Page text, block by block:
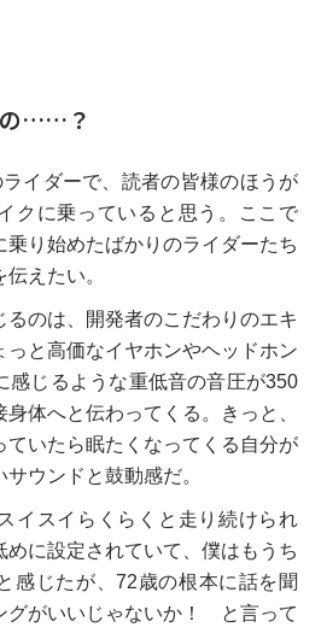
の……？
イダーで、読者の皆様のほうが
クに乗っていると思う。ここで
乗り始めたばかりのライダーたち
えたい。
るのは、開発者のこだわりのエキ
っと高価なイヤホンやヘッドホン
感じるような重低音の音圧が350
体へと伝わってくる。きっと、
ていたら眠たくなってくる自分が
ウンドと鼓動感だ。
イスイらくらくと走り続けられ
めに設定されていて、僕はもうち
感じたが、72歳の根本に話を聞
グがいいじゃないか！ と言って